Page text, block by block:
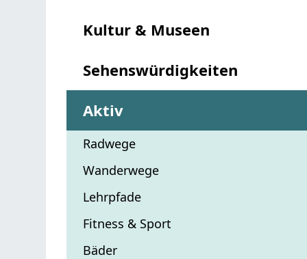
Kultur & Museen
Sehenswürdigkeiten
Aktiv
Radwege
Wanderwege
Lehrpfade
Fitness & Sport
Bäder